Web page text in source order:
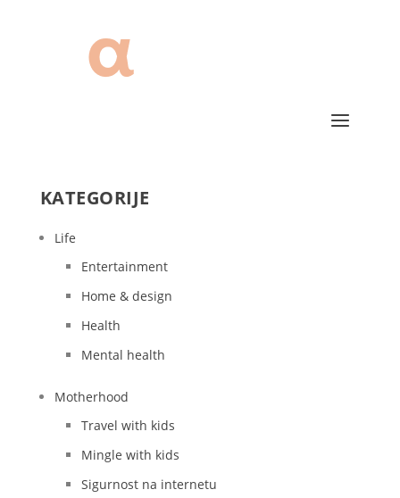
KATEGORIJE
Life
Entertainment
Home & design
Health
Mental health
Motherhood
Travel with kids
Mingle with kids
Sigurnost na internetu